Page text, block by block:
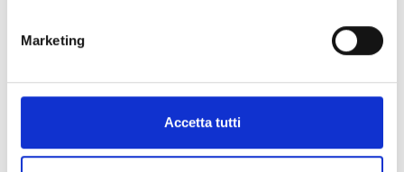
Marketing
Accetta tutti
CONTADINE IN VAL VENOSTA
MOSTRA SULLA CARTINA RIFUGI IN VAL